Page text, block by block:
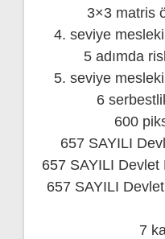
3×3 matris
4. seviye
5 adımda
5. seviye
6
600
657 SAYILI
657 SAYILI Devlet
657 SAYILI
7